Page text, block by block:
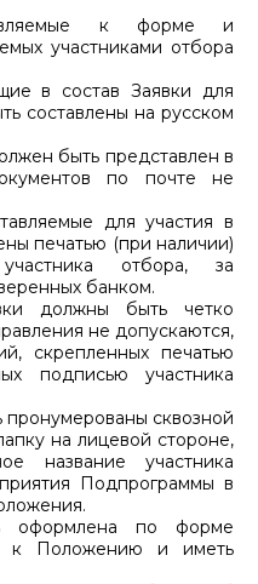
к форме и
участниками отбора
в состав Заявки для
составлены на русском
быть представлен в
по почте не
для участия в
печатью (при наличии)
отбора, за
банком.
должны быть четко
не допускаются,
скрепленных печатью
подписью участника
сквозной
на лицевой стороне,
название участника
Подпрограммы в
оформлена по форме
к Положению и иметь